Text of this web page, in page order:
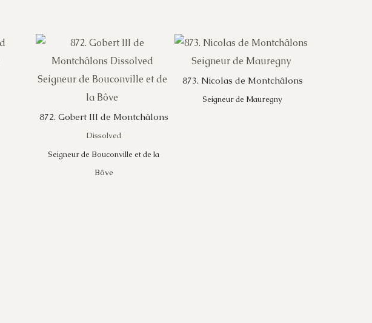
872. Gobert III de Montchâlons
Dissolved
Seigneur de Bouconville et de la
Bôve
873. Nicolas de Montchâlons
Seigneur de Mauregny